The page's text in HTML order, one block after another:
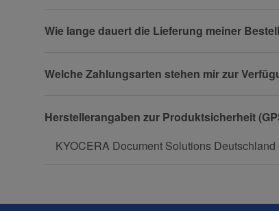
Telefon
Wie lange dauert die Lieferung meiner
Welche Zahlungsarten stehen mir zur
Herstellerangaben zur Produktsicherheit
KYOCERA Document Solutions